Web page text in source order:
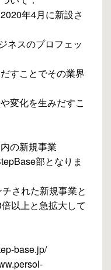
年4月に新設さ
ネスのプロフェッ
すことでその業界
変化を生みだすこ
の新規事業
部となりま
された新規事業と
以上と急拡大して
base.jp/